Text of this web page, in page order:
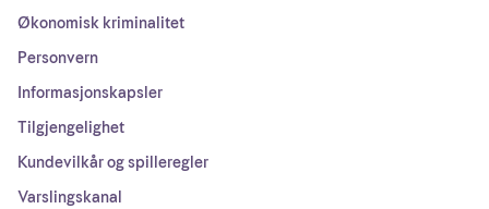
Økonomisk kriminalitet
Personvern
Informasjonskapsler
Tilgjengelighet
Kundevilkår og spilleregler
Varslingskanal